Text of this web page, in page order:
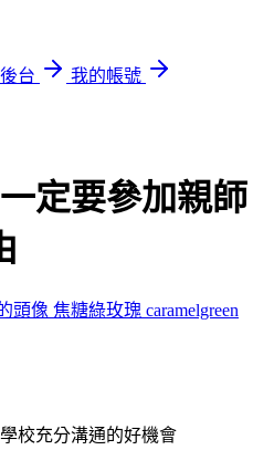
台
我的帳號
定要參加親師
焦糖綠玫瑰 caramelgreen
校充分溝通的好機會